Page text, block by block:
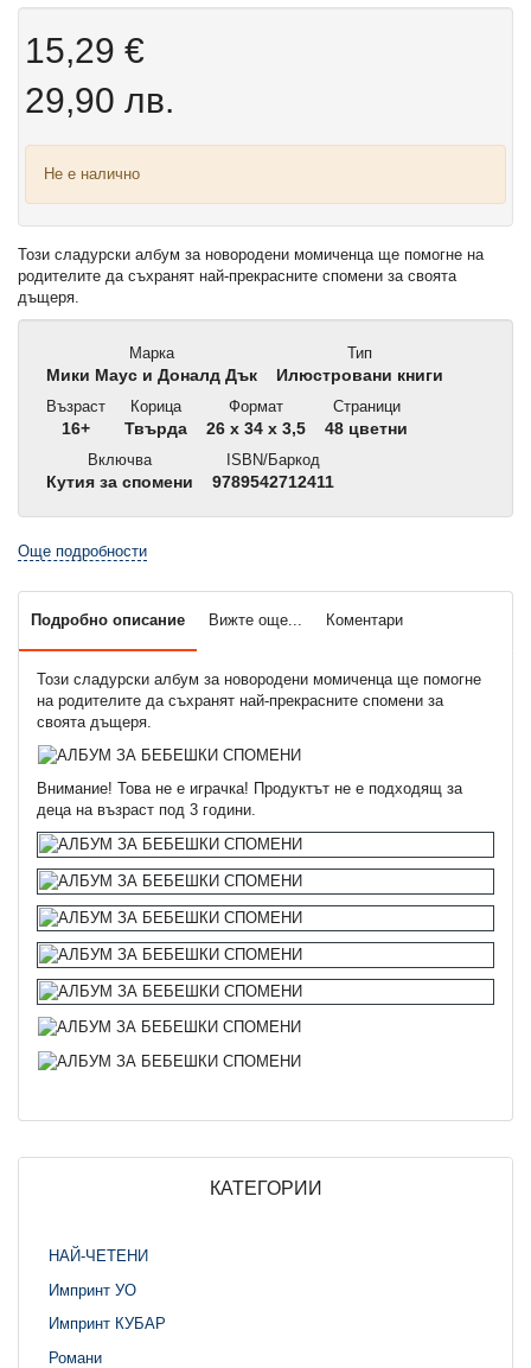
15,29 €
29,90 лв.
Не е налично
Този сладурски албум за новородени момиченца ще помогне на
родителите да съхранят най-прекрасните спомени за своята
дъщеря.
Марка
Мики Маус и Доналд Дък
Тип
Илюстровани книги
Възраст
16+
Корица
Твърда
Формат
26 x 34 x 3,5
Страници
48 цветни
Включва
Кутия за спомени
ISBN/Баркод
9789542712411
Още подробности
Подробно описание Вижте още... Коментари
Този сладурски албум за новородени момиченца ще помогне
на родителите да съхранят най-прекрасните спомени за
своята дъщеря.
Внимание! Това не е играчка! Продуктът не е подходящ за
деца на възраст под 3 години.
КАТЕГОРИИ
НАЙ-ЧЕТЕНИ
Импринт УО
Импринт КУБАР
Романи